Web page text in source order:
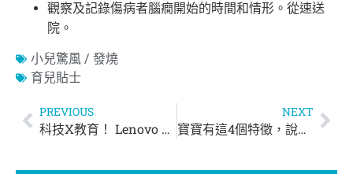
觀察及記錄傷病者腦癇開始的時間和情形。從速送
院。
小兒驚風 / 發燒
育兒貼士
PREVIOUS
科技X教育！ Lenovo 全新計劃點幫學校進行智能教育轉型？
NEXT
寶寶有這4個特徵，說明他在子宮裡「好食好住」